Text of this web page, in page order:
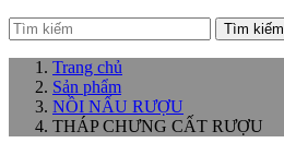
Tìm kiếm
Trang chủ
Sản phẩm
NỒI NẤU RƯỢU
THÁP CHƯNG CẤT RƯỢU